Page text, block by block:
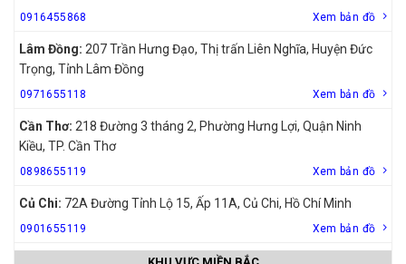
0916455868 Xem bản đồ
Lâm Đồng: 207 Trần Hưng Đạo, Thị trấn Liên Nghĩa, Huyện Đức
Trọng, Tỉnh Lâm Đồng
0971655118 Xem bản đồ
Cần Thơ: 218 Đường 3 tháng 2, Phường Hưng Lợi, Quận Ninh
Kiều, TP. Cần Thơ
0898655119 Xem bản đồ
Củ Chi: 72A Đường Tỉnh Lộ 15, Ấp 11A, Củ Chi, Hồ Chí Minh
0901655119 Xem bản đồ
KHU VỰC MIỀN BẮC